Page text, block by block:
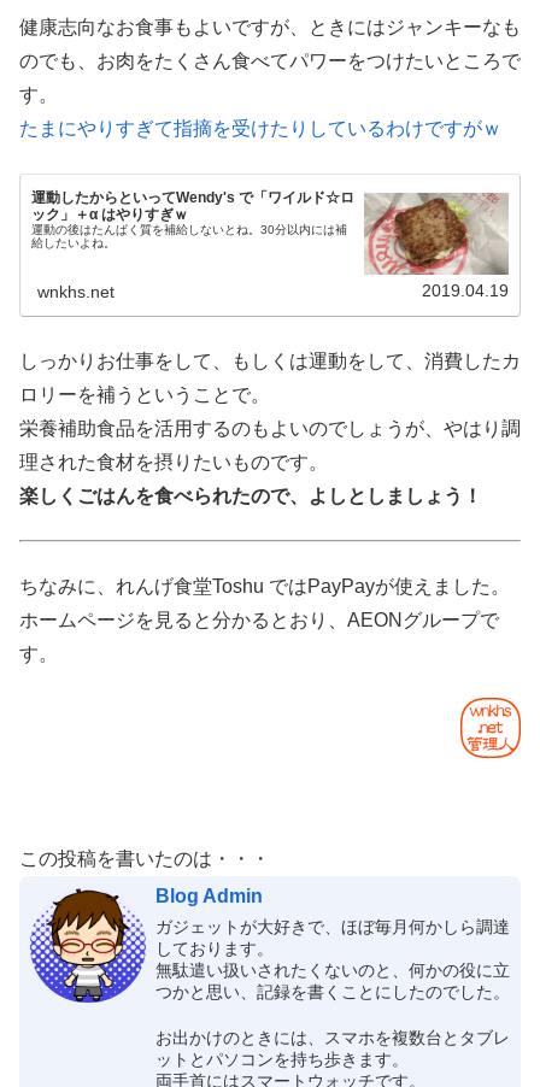
健康志向なお食事もよいですが、ときにはジャンキーなも
のでも、お肉をたくさん食べてパワーをつけたいところで
す。
たまにやりすぎて指摘を受けたりしているわけですがｗ
運動したからといってWendy's で「ワイルド☆ロ
ック」＋α はやりすぎｗ
運動の後はたんぱく質を補給しないとね。30分以内には補
給したいよね。
wnkhs.net 2019.04.19
しっかりお仕事をして、もしくは運動をして、消費したカ
ロリーを補うということで。
栄養補助食品を活用するのもよいのでしょうが、やはり調
理された食材を摂りたいものです。
楽しくごはんを食べられたので、よしとしましょう！
ちなみに、れんげ食堂Toshu ではPayPayが使えました。
ホームページを見ると分かるとおり、AEONグループで
す。
この投稿を書いたのは・・・
Blog Admin
ガジェットが大好きで、ほぼ毎月何かしら調達
しております。
無駄遣い扱いされたくないのと、何かの役に立
つかと思い、記録を書くことにしたのでした。
お出かけのときには、スマホを複数台とタブレ
ットとパソコンを持ち歩きます。
両手首にはスマートウォッチです。